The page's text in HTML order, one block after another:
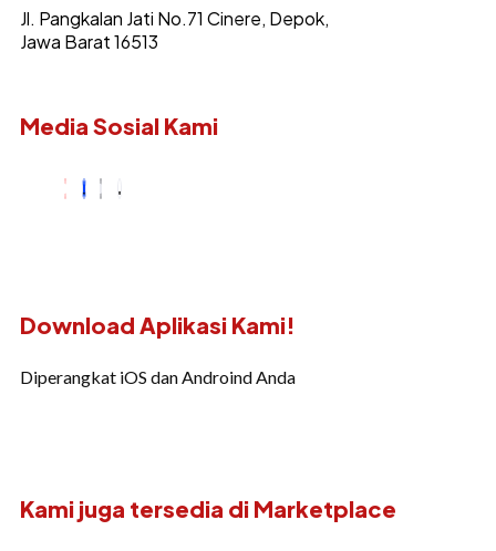
Jl. Pangkalan Jati No.71 Cinere, Depok,
Jawa Barat 16513
Media Sosial Kami
Download Aplikasi Kami!
Diperangkat iOS dan Androind Anda
Kami juga tersedia di Marketplace